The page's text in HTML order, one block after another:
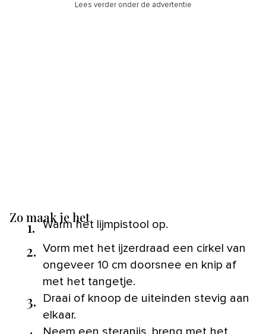
Lees verder onder de advertentie
Zo maak je het
1. Warm het lijmpistool op.
2. Vorm met het ijzerdraad een cirkel van
ongeveer 10 cm doorsnee en knip af
met het tangetje.
3.
Draai of knoop de uiteinden stevig aan
elkaar.
Neem een steranijs, breng met het